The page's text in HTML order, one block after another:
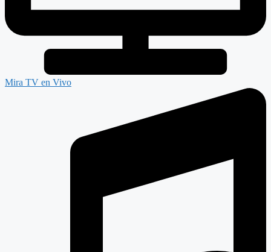
Mira TV en Vivo